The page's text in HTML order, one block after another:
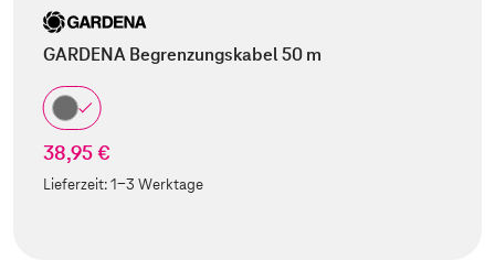
GARDENA Begrenzungskabel 50 m
38,95 €
Lieferzeit:1-3 Werktage